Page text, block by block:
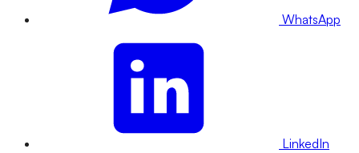
WhatsApp
LinkedIn